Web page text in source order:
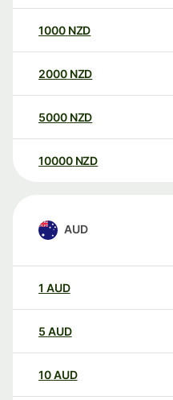
1000 NZD
2000 NZD
5000 NZD
10000 NZD
AUD
1 AUD
5 AUD
10AUD